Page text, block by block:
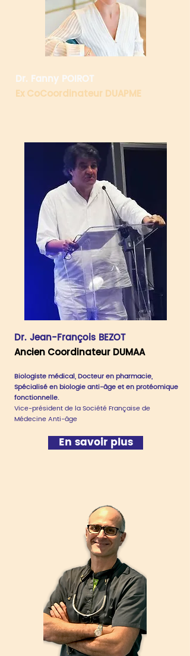
Dr. Fanny POIROT
Ex CoCoordinateur DUAPME
Dr. Jean-François BEZOT
Ancien Coordinateur DUMAA
Biologiste médical, Docteur en pharmacie,
Spécialisé en biologie anti-âge et en protéomique
fonctionnelle.
Vice-président de la Société Française de
Médecine Anti-âge
En savoir plus